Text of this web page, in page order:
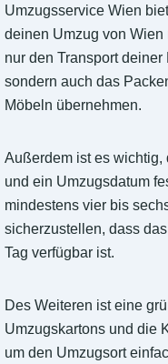
Umzugsservice Wien
deinen Umzug von
nur den Transport
sondern auch das
Möbeln übernehmen.
Außerdem ist es wichtig,
und ein Umzugsdatum
mindestens vier bis
sicherzustellen, dass
Tag verfügbar ist.
Des Weiteren ist eine
Umzugskartons und die
um den Umzugsort